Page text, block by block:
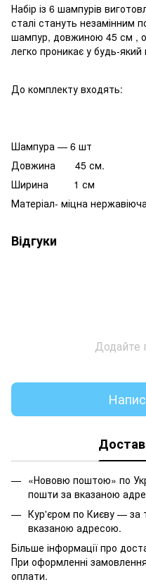
Набір із 6 шампурів
сталі стануть незамінним
шампур, довжиною 45 см ,
легко проникає у будь-який
До комплекту входять:
Шампура — 6 шт
Довжина 45 см.
Ширина 1 см
Матеріал- міцна
Відгуки
Додайте
«Нововю поштою» по
пошти за вказаною
Кур'єром по Києву — за
вказаною адресою.
Більше інформації про
При оформленні
оплати.